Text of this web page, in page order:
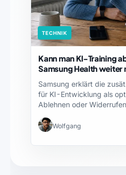
TECHNIK
Kann man KI-Training
Samsung Health weiter
Samsung erklärt die
für KI-Entwicklung als
Ablehnen oder
Wolfgang